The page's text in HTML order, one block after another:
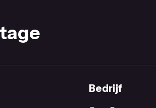
Bedrijf